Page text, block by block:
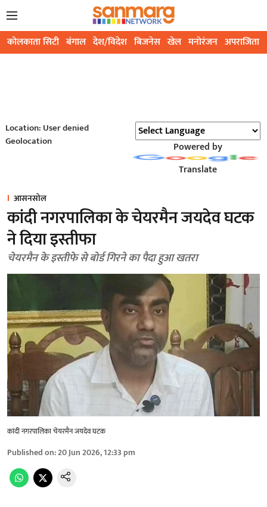
कोलकाता सिटी बंगाल देश/विदेश बिजनेस खेल मनोरंजन अपराजिता
Location: User denied
Geolocation
Powered by
Translate
आसनसोल
कांदी नगरपालिका के चेयरमैन जयदेव घटक
ने दिया इस्तीफा
चेयरमैन के इस्तीफे से बोर्ड गिरने का पैदा हुआ खतरा
कांदी नगरपालिका चेयरमैन जयदेव घटक
Published on:20 Jun 2026, 12:33 pm